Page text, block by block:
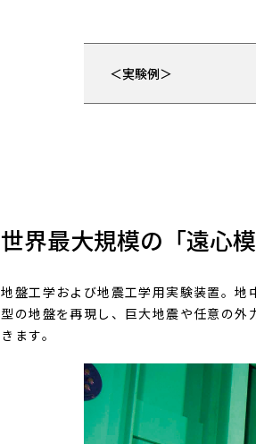
＜実験例＞
世界最大規模の「遠心模
地盤工学および地震工学用実験装置。
型の地盤を再現し、巨大地震や任意の
きます。